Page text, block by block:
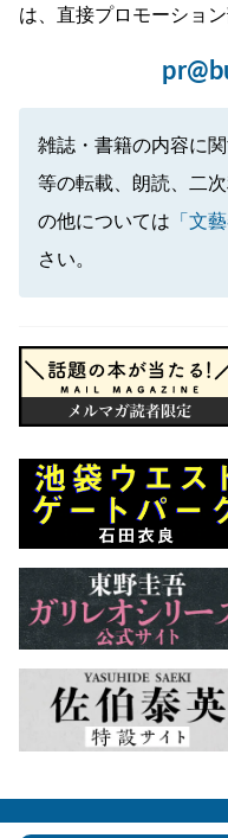
は、直接プロモーショ
雑誌・書籍の内容に
等の転載、朗読、二
の他については 「文
さい。